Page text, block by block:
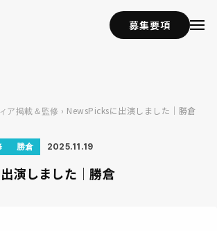
募集要項
ア掲載＆監修 › NewsPicksに出演しました｜勝倉
勝倉 2025.11.19
演しました｜勝倉